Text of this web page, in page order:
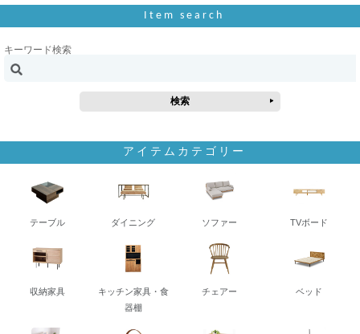
Item search
キーワード検索
アイテムカテゴリー
テーブル ダイニング ソファー TVボード
収納家具
キッチン家具・食
器棚
チェアー ベッド